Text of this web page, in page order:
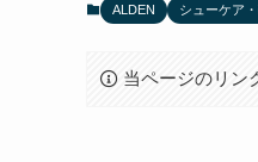
ALDEN シューケア
当ページのリン